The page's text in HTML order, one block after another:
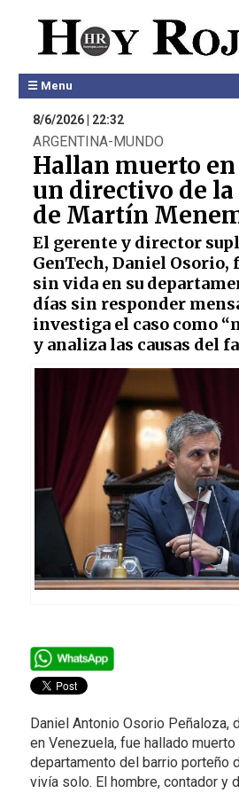
☰ Menu
8/6/2026 | 22:32
ARGENTINA-MUNDO
Hallan muerto
un directivo de la
de Martín
El gerente y director
GenTech, Daniel Osorio,
sin vida en su
días sin responder
investiga el caso como
y analiza las causas del
Daniel Antonio Osorio Peñaloza,
en Venezuela, fue hallado
departamento del barrio porteño
vivía solo. El hombre, contador y